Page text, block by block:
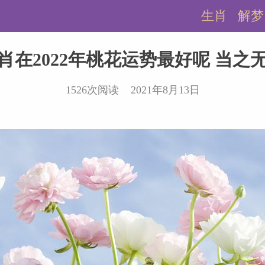
解梦
生肖
在2022年桃花运势最好呢 当之
1526次阅读 2021年8月13日